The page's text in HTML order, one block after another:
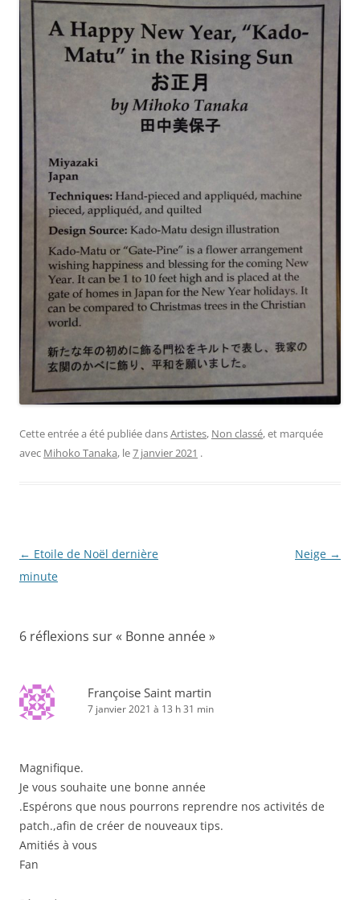
Cette entrée a été publiée dansArtistes, Non classé, et marquée
avec Mihoko Tanaka, le7 janvier 2021 .
Navigation
des
← Etoile de Noël dernière
minute
Neige →
6 réflexions sur « Bonne année»
Françoise Saint martin
7 janvier 2021 à 13 h 31 min
Magnifique.
Je vous souhaite une bonne année
.Espérons que nous pourrons reprendre nos activités de
patch.,afin de créer de nouveaux tips.
Amitiés à vous
Fan